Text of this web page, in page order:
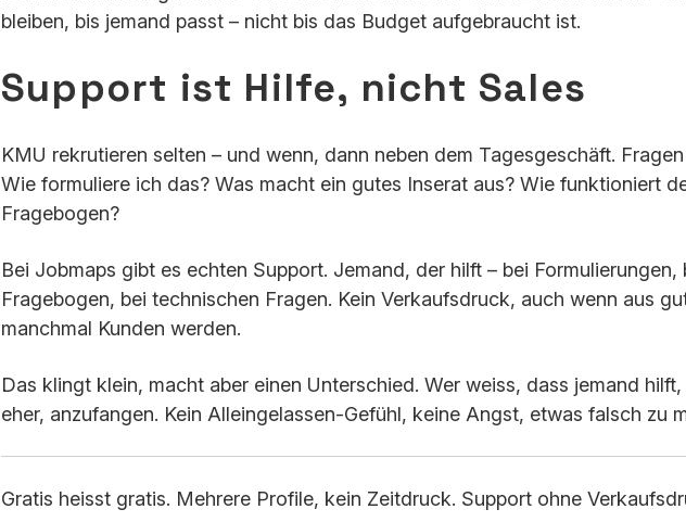
bleiben, bis jemand passt – nicht bis das Budget aufgebraucht ist.
Support ist Hilfe, nicht Sales
KMU rekrutieren selten – und wenn, dann neben dem Tagesgeschäft.
Wie formuliere ich das? Was macht ein gutes Inserat aus? Wie funktioniert
Fragebogen?
Bei Jobmaps gibt es echten Support. Jemand, der hilft – bei Formulierungen,
Fragebogen, bei technischen Fragen. Kein Verkaufsdruck, auch wenn aus
manchmal Kunden werden.
Das klingt klein, macht aber einen Unterschied. Wer weiss, dass jemand
eher, anzufangen. Kein Alleingelassen-Gefühl, keine Angst, etwas falsch zu
Gratis heisst gratis. Mehrere Profile, kein Zeitdruck. Support ohne